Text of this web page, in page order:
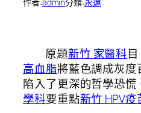
原題新竹 家醫科
高血脂將藍色調成灰度
陷入了更深的哲學恐慌
學科要重點新竹 HPV疫